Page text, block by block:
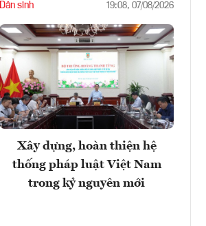
Dân sinh 19:08, 07/08/2026
Xây dựng, hoàn thiện hệ
thống pháp luật Việt Nam
trong kỷ nguyên mới